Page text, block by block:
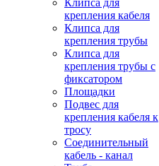
Клипса для
крепления кабеля
Клипса для
крепления трубы
Клипса для
крепления трубы с
фиксатором
Площадки
Подвес для
крепления кабеля к
тросу
Соединительный
кабель - канал